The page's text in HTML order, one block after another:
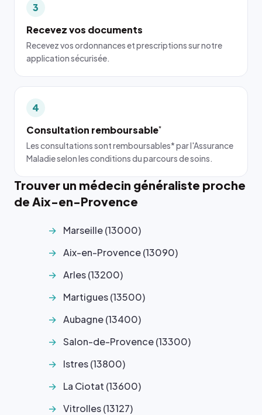
3
Recevez vos documents
Recevez vos ordonnances et prescriptions sur notre
application sécurisée.
4
Consultation remboursable*
Les consultations sont remboursables* par l'Assurance
Maladie selon les conditions du parcours de soins.
Trouver un médecin généraliste proche
de Aix-en-Provence
Marseille (13000)
Aix-en-Provence (13090)
Arles (13200)
Martigues (13500)
Aubagne (13400)
Salon-de-Provence (13300)
Istres (13800)
La Ciotat (13600)
Vitrolles (13127)